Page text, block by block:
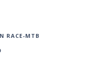
RACE-MTB